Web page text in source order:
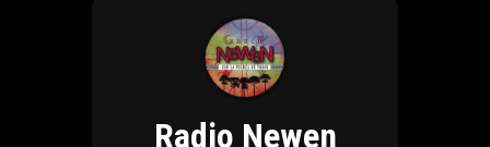
Radio Newen